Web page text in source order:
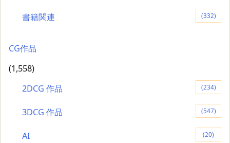
書籍関連 (332)
CG作品
(1,558)
2DCG 作品
(234)
3DCG 作品 (547)
AI (20)